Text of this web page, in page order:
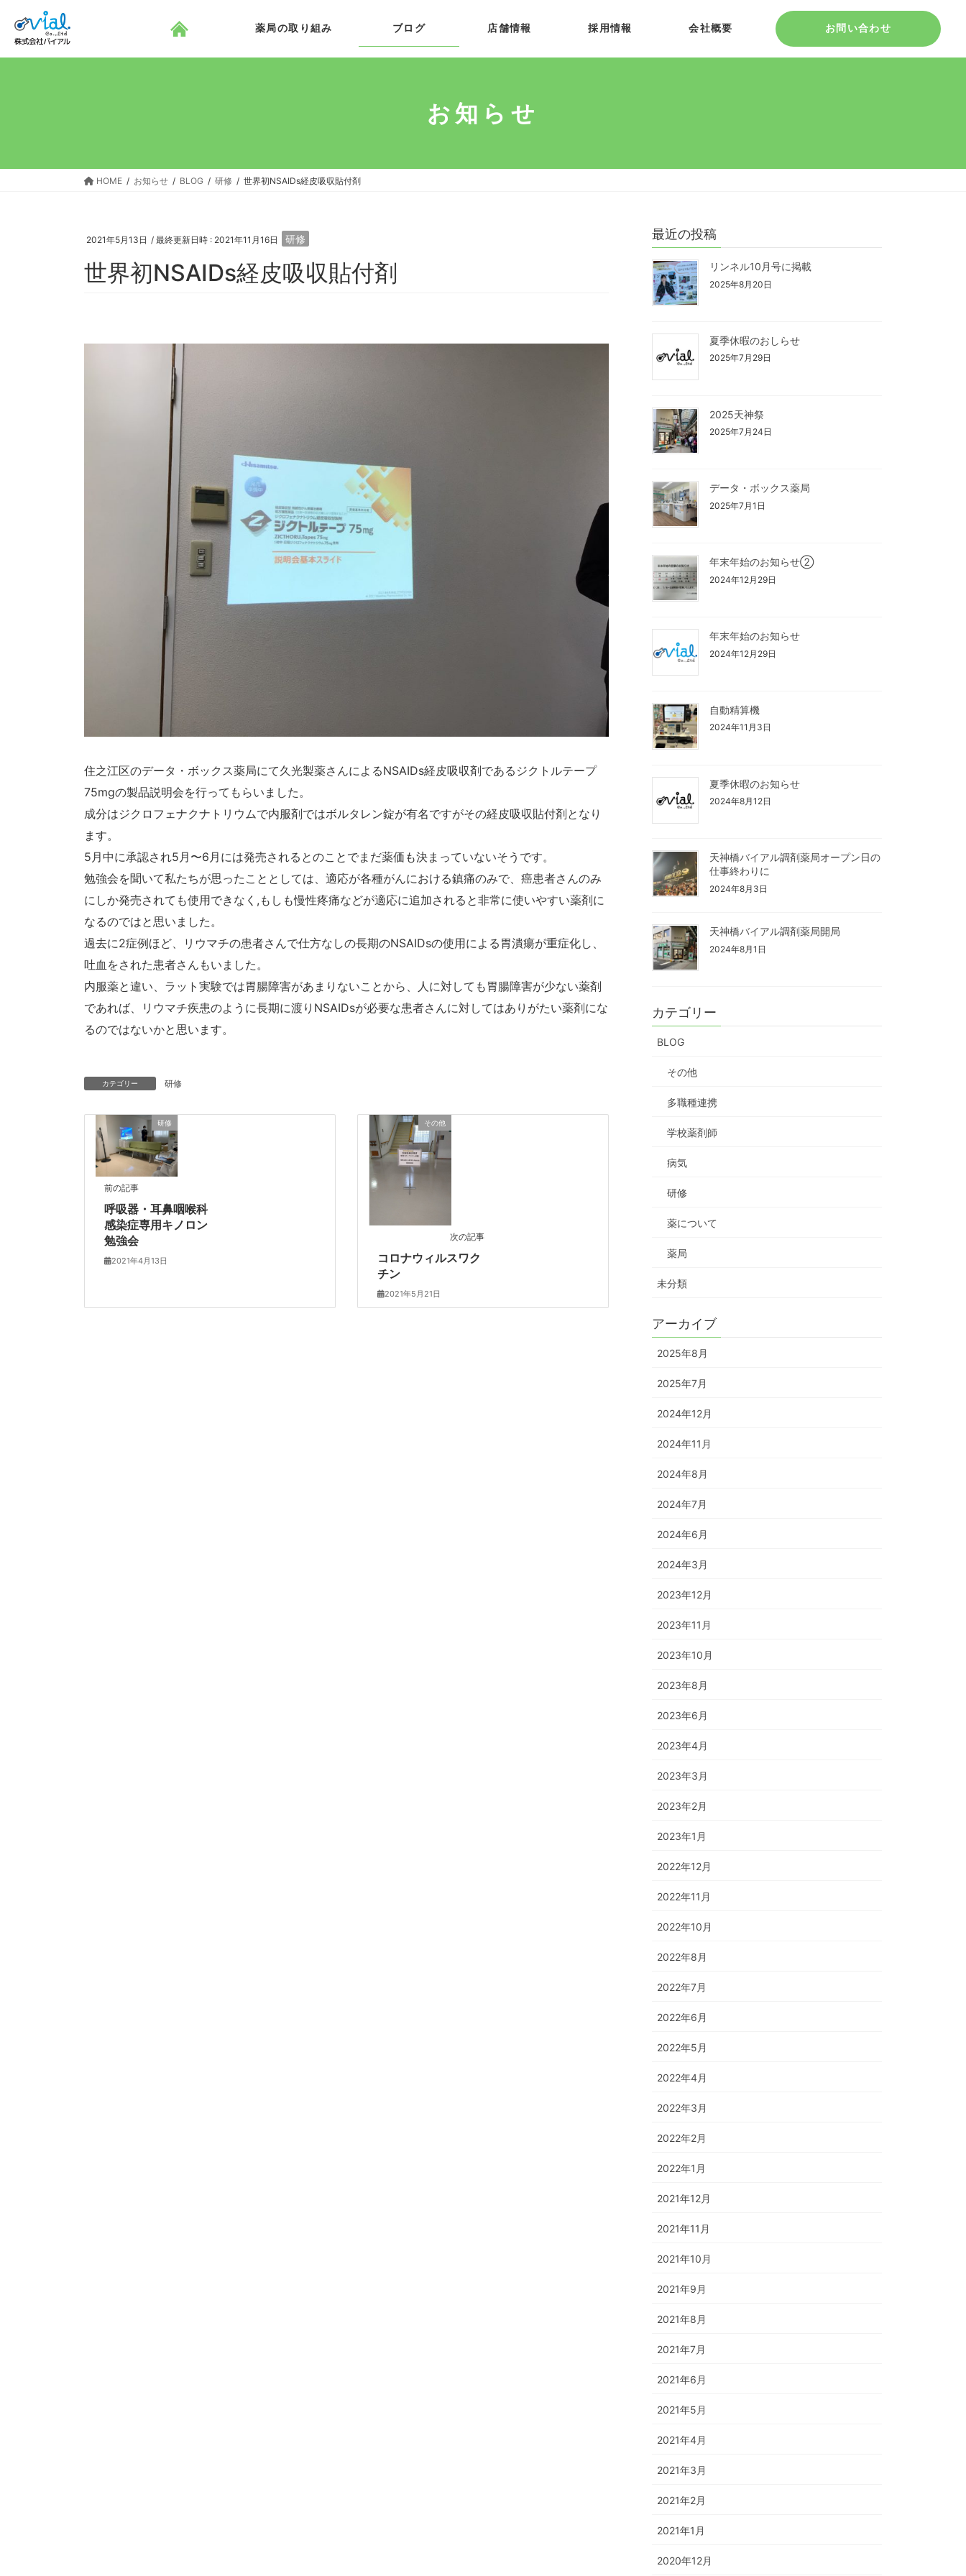
ン
プ
ー
動
薬局の取り組み ブログ 店舗情報 採用情報 会社概要 お問い合わせ
お知らせ
HOME お知らせ BLOG 研修 世界初NSAIDs経皮吸収貼付剤
2021年5月13日 / 最終更新日時 : 2021年11月16日 研修
世界初NSAIDs経皮吸収貼付剤
住之江区のデータ・ボックス薬局にて久光製薬さんによるNSAIDs経皮吸収剤であるジクトルテープ
75mgの製品説明会を行ってもらいました。
成分はジクロフェナクナトリウムで内服剤ではボルタレン錠が有名ですがその経皮吸収貼付剤となり
ます。
5月中に承認され5月〜6月には発売されるとのことでまだ薬価も決まっていないそうです。
勉強会を聞いて私たちが思ったこととしては、適応が各種がんにおける鎮痛のみで、癌患者さんのみ
にしか発売されても使用できなく,もしも慢性疼痛などが適応に追加されると非常に使いやすい薬剤に
なるのではと思いました。
過去に2症例ほど、リウマチの患者さんで仕方なしの長期のNSAIDsの使用による胃潰瘍が重症化し、
吐血をされた患者さんもいました。
内服薬と違い、ラット実験では胃腸障害があまりないことから、人に対しても胃腸障害が少ない薬剤
であれば、リウマチ疾患のように長期に渡りNSAIDsが必要な患者さんに対してはありがたい薬剤にな
るのではないかと思います。
カテゴリー 研修
研修
前の記事
呼吸器・耳鼻咽喉科
感染症専用キノロン
勉強会
2021年4月13日
その他
次の記事
コロナウィルスワク
チン
2021年5月21日
最近の投稿
リンネル10月号に掲載
2025年8月20日
夏季休暇のおしらせ
2025年7月29日
2025天神祭
2025年7月24日
データ・ボックス薬局
2025年7月1日
年末年始のお知らせ②
2024年12月29日
年末年始のお知らせ
2024年12月29日
自動精算機
2024年11月3日
夏季休暇のお知らせ
2024年8月12日
天神橋バイアル調剤薬局オープン日の
仕事終わりに
2024年8月3日
天神橋バイアル調剤薬局開局
2024年8月1日
カテゴリー
BLOG
その他
多職種連携
学校薬剤師
病気
研修
薬について
薬局
未分類
アーカイブ
2025年8月
2025年7月
2024年12月
2024年11月
2024年8月
2024年7月
2024年6月
2024年3月
2023年12月
2023年11月
2023年10月
2023年8月
2023年6月
2023年4月
2023年3月
2023年2月
2023年1月
2022年12月
2022年11月
2022年10月
2022年8月
2022年7月
2022年6月
2022年5月
2022年4月
2022年3月
2022年2月
2022年1月
2021年12月
2021年11月
2021年10月
2021年9月
2021年8月
2021年7月
2021年6月
2021年5月
2021年4月
2021年3月
2021年2月
2021年1月
2020年12月